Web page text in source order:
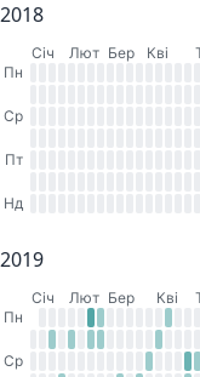
2018
Cіч Лют Бер Кві
Пн
Ср
Пт
Нд
2019
Cіч Лют Бер Кві
Пн
Ср